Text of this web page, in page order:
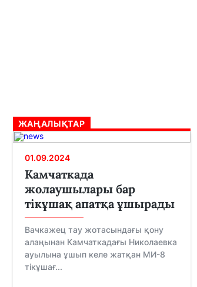
ЖАҢАЛЫҚТАР
01.09.2024
Камчаткада
жолаушылары бар
тікұшақ апатқа ұшырады
Вачкажец тау жотасындағы қону
алаңынан Камчаткадағы Николаевка
ауылына ұшып келе жатқан МИ-8
тікұшағ...